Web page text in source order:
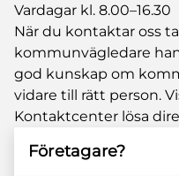
Vardagar kl. 8.00–16.30
När du kontaktar oss
kommunvägledare
god kunskap om
vidare till rätt person.
Kontaktcenter lösa
Företagare?